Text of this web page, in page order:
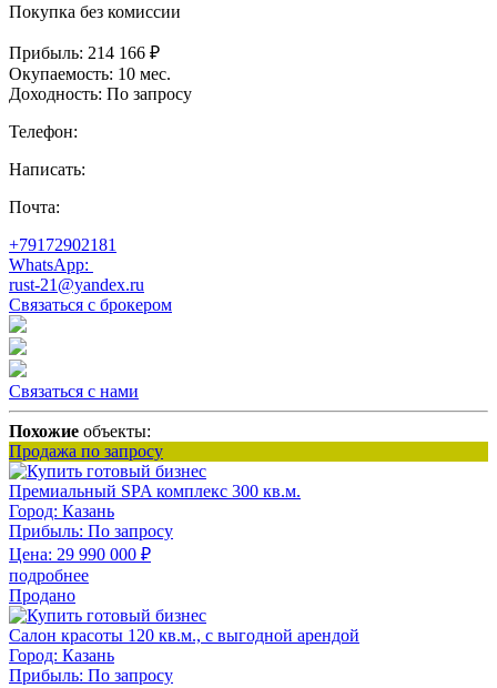
Покупка без комиссии
Прибыль: 214 166 ₽
Окупаемость: 10 мес.
Доходность: По запросу
Телефон:
Написать:
Почта:
+79172902181
WhatsApp:
rust-21@yandex.ru
Связаться с брокером
Связаться с нами
Похожие объекты:
Продажа по запросу
Премиальный SPA комплекс 300 кв.м.
Город: Казань
Прибыль: По запросу
Цена: 29 990 000 ₽
подробнее
Продано
Салон красоты 120 кв.м., с выгодной арендой
Город: Казань
Прибыль: По запросу